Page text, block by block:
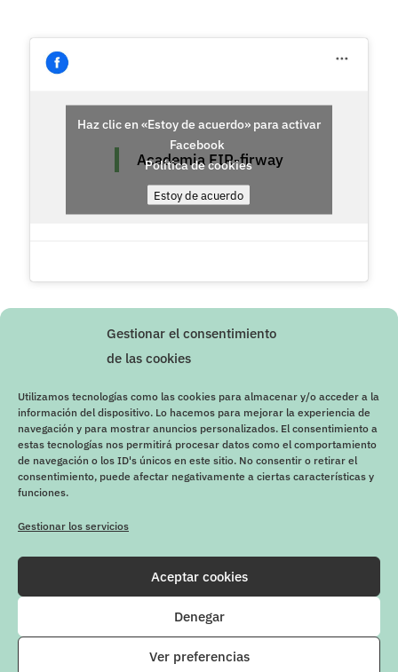
Gestionar el consentimiento
de las cookies
Utilizamos tecnologías como las cookies para almacenar y/o acceder a la
información del dispositivo. Lo hacemos para mejorar la experiencia de
navegación y para mostrar anuncios personalizados. El consentimiento a
estas tecnologías nos permitirá procesar datos como el comportamiento
de navegación o los ID's únicos en este sitio. No consentir o retirar el
consentimiento, puede afectar negativamente a ciertas características y
funciones.
Gestionar los servicios
Aceptar cookies
Denegar
Ver preferencias
Academia FIR-firway
Haz clic en «Estoy de acuerdo» para activar
Facebook
Política de cookies
Estoy de acuerdo